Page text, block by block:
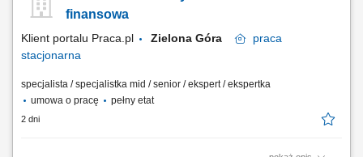
klientami oraz pozyskiwanie nowych kontaktów dla partnerów
finansowa
Klient portalu Praca.pl Zielona Góra
praca
stacjonarna
specjalista / specjalistka mid / senior / ekspert / ekspertka
umowa o pracę
pełny etat
2 dni